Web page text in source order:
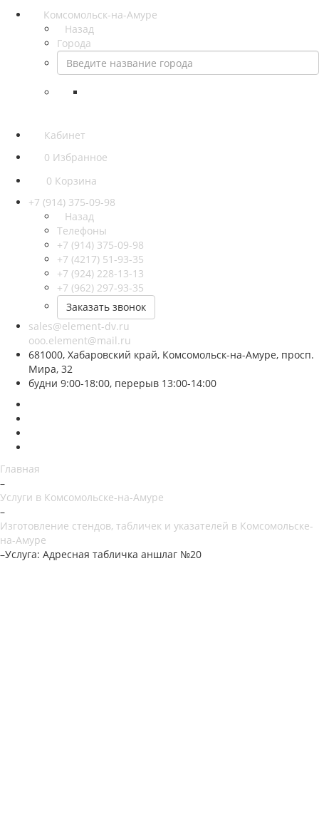
Комсомольск-на-Амуре
Назад
Города
Кабинет
0 Избранное
0 Корзина
+7 (914) 375-09-98
Назад
Телефоны
+7 (914) 375-09-98
+7 (4217) 51-93-35
+7 (924) 228-13-13
+7 (962) 297-93-35
Заказать звонок
sales@element-dv.ru
ooo.element@mail.ru
681000, Хабаровский край, Комсомольск-на-Амуре, просп.
Мира, 32
будни 9:00-18:00, перерыв 13:00-14:00
Главная
–
Услуги в Комсомольске-на-Амуре
–
Изготовление стендов, табличек и указателей в Комсомольске-
на-Амуре
–Услуга: Адресная табличка аншлаг №20